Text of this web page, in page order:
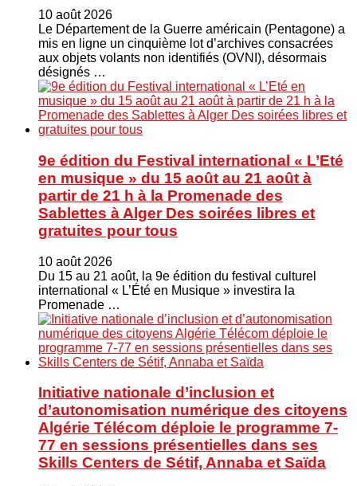
10 août 2026
Le Département de la Guerre américain (Pentagone) a
mis en ligne un cinquième lot d’archives consacrées
aux objets volants non identifiés (OVNI), désormais
désignés …
9e édition du Festival international « L’Eté
en musique » du 15 août au 21 août à
partir de 21 h à la Promenade des
Sablettes à Alger Des soirées libres et
gratuites pour tous
10 août 2026
Du 15 au 21 août, la 9e édition du festival culturel
international « L’Été en Musique » investira la
Promenade …
Initiative nationale d’inclusion et
d’autonomisation numérique des citoyens
Algérie Télécom déploie le programme 7-
77 en sessions présentielles dans ses
Skills Centers de Sétif, Annaba et Saïda